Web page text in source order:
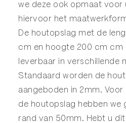
we deze ook opmaat voor
hiervoor het
De houtopslag met de
cm en hoogte 200 cm cm
leverbaar in verschillende
Standaard worden de
aangeboden in 2mm.
de houtopslag hebben we
rand van 50mm. Hebt u